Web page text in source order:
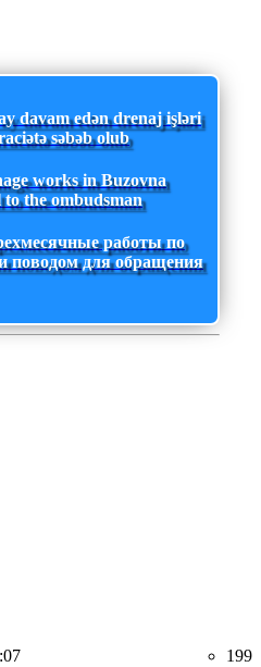
davam edən drenaj işləri
səbəb olub
works in Buzovna
the ombudsman
работы по
поводом для обращения
199